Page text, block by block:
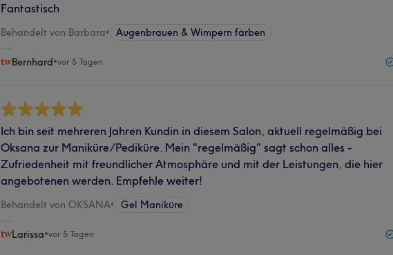
Fantastisch
Behandelt von Barbara• Augenbrauen & Wimpern färben
Bernhard•vor 5 Tagen
Ich bin seit mehreren Jahren Kundin in diesem Salon, aktuell regelmäßig bei
Oksana zur Maniküre/Pediküre. Mein "regelmäßig" sagt schon alles -
Zufriedenheit mit freundlicher Atmosphäre und mit der Leistungen, die hier
angebotenen werden. Empfehle weiter!
Behandelt von OKSANA• Gel Maniküre
Larissa•vor 5 Tagen